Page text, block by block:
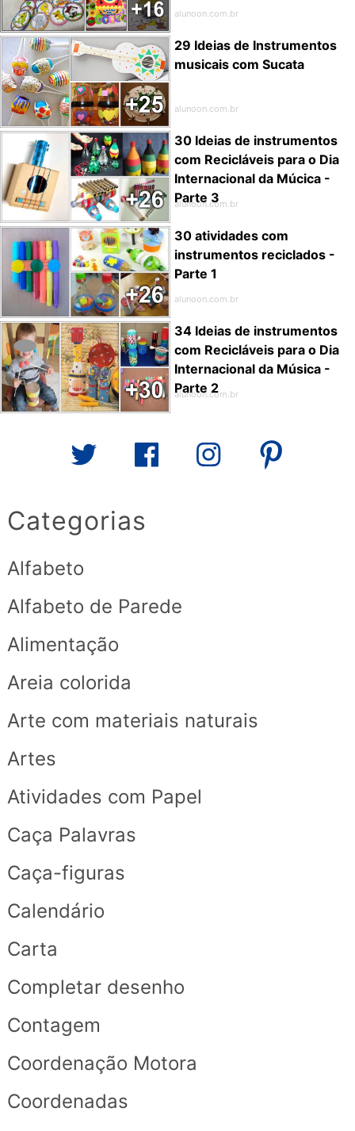
alunoon.com.br
29 Ideias de Instrumentos
musicais com Sucata
alunoon.com.br
30 Ideias de instrumentos
com Recicláveis para o Dia
Internacional da Múcica -
Parte 3
alunoon.com.br
30 atividades com
instrumentos reciclados -
Parte 1
alunoon.com.br
34 Ideias de instrumentos
com Recicláveis para o Dia
Internacional da Música -
Parte 2
alunoon.com.br
Categorias
Alfabeto
Alfabeto de Parede
Alimentação
Areia colorida
Arte com materiais naturais
Artes
Atividades com Papel
Caça Palavras
Caça-figuras
Calendário
Carta
Completar desenho
Contagem
Coordenação Motora
Coordenadas